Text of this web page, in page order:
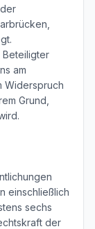
Beteiligter
am
Widerspruch
Grund,
einschließlich
sechs
der